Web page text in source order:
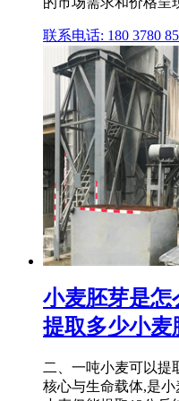
联系电话: 180 3780
小麦胚芽是怎
提取多少小麦
二、一吨小麦可以提
核心与生命载体,是